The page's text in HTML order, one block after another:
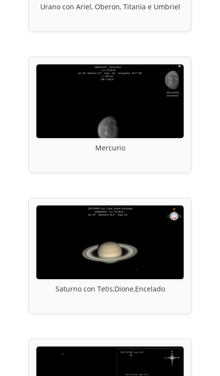
Urano con Ariel, Oberon, Titania e Umbriel
Mercurio
Saturno con Tetis,Dione,Encelado